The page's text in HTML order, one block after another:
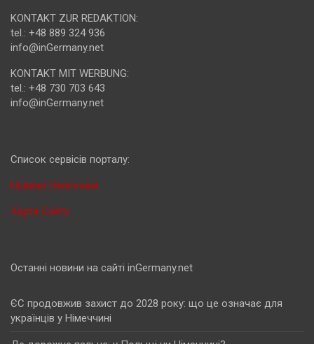
KONTAKT ZUR REDAKTION:
tel.: +48 889 324 936
info@inGermany.net
KONTAKT MIT WERBUNG:
tel.: +48 730 703 643
info@inGermany.net
Cписок сервісів порталу:
Новини Німеччини
Карта Сайту
Останні новини на сайті inGermany.net
ЄС продовжив захист до 2028 року: що це означає для
українців у Німеччині